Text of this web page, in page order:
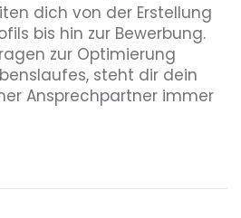
dich von der Erstellung
bis hin zur Bewerbung.
zur Optimierung
steht dir dein
Ansprechpartner immer